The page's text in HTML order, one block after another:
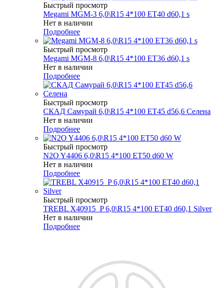
Быстрый просмотр
Megami MGM-3 6,0\R15 4*100 ET40 d60,1 s
Нет в наличии
Подробнее
Быстрый просмотр
Megami MGM-8 6,0\R15 4*100 ET36 d60,1 s
Нет в наличии
Подробнее
Быстрый просмотр
СКАД Самурай 6,0\R15 4*100 ET45 d56,6 Селена
Нет в наличии
Подробнее
Быстрый просмотр
N2O Y4406 6,0\R15 4*100 ET50 d60 W
Нет в наличии
Подробнее
Быстрый просмотр
TREBL X40915_P 6,0\R15 4*100 ET40 d60,1 Silver
Нет в наличии
Подробнее